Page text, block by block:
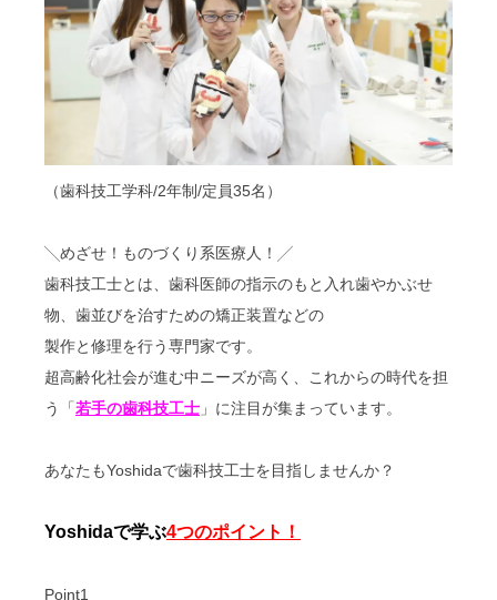
（歯科技工学科/2年制/定員35名）
╲めざせ！ものづくり系医療人！╱
歯科技工士とは、歯科医師の指示のもと入れ歯やかぶせ
物、歯並びを治すための矯正装置などの
製作と修理を行う専門家です。
超高齢化社会が進む中ニーズが高く、これからの時代を担
う「若手の歯科技工士 」に注目が集まっています。
あなたもYoshidaで歯科技工士を目指しませんか？
Yoshidaで学ぶ4つのポイント！
Point1